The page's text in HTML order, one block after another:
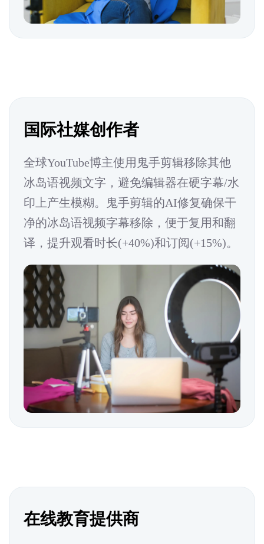
国际社媒创作者
全球YouTube博主使用鬼手剪辑移除其他
冰岛语视频文字，避免编辑器在硬字幕/水
印上产生模糊。鬼手剪辑的AI修复确保干
净的冰岛语视频字幕移除，便于复用和翻
译，提升观看时长(+40%)和订阅(+15%)。
在线教育提供商